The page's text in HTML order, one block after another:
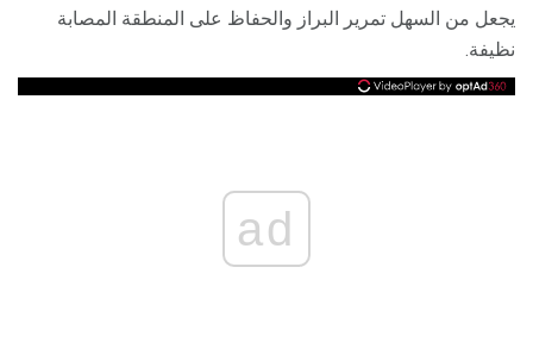
يجعل من السهل تمرير البراز والحفاظ على المنطقة المصابة
نظيفة.
ad